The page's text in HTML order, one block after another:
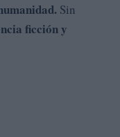
Sin
ficción y